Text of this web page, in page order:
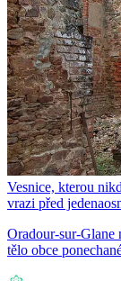
Vesnice, kterou
vrazi před
Oradour-sur-Glane
tělo obce